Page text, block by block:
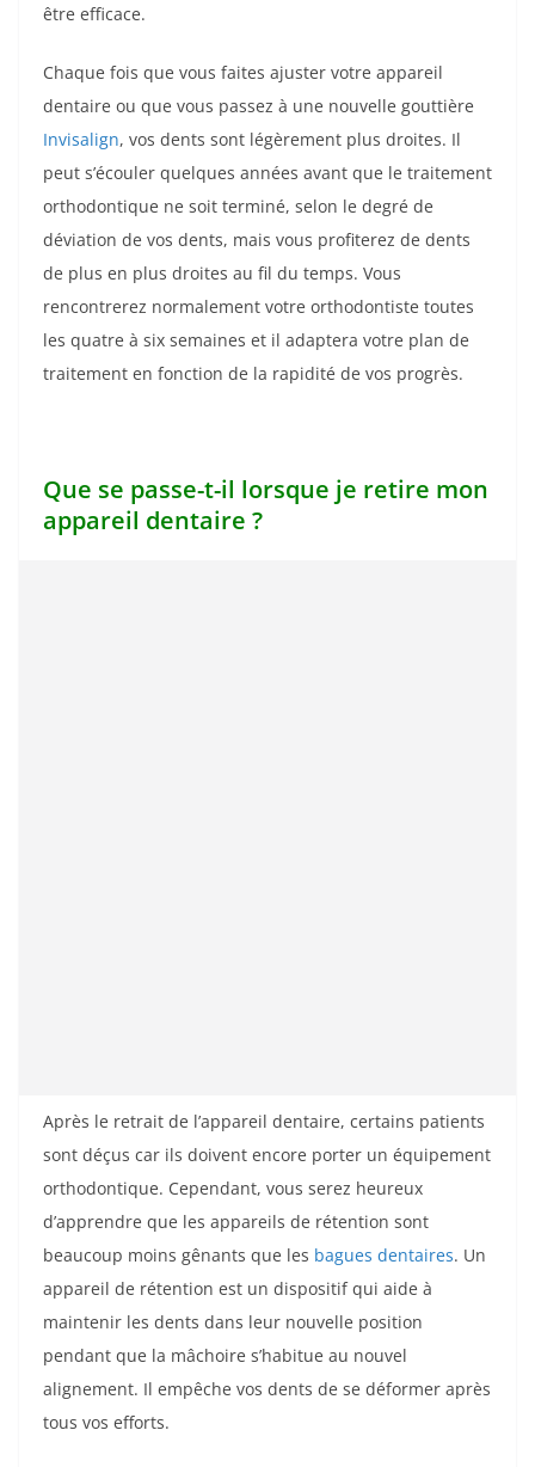
être efficace.
Chaque fois que vous faites ajuster votre appareil
dentaire ou que vous passez à une nouvelle gouttière
Invisalign, vos dents sont légèrement plus droites. Il
peut s’écouler quelques années avant que le traitement
orthodontique ne soit terminé, selon le degré de
déviation de vos dents, mais vous profiterez de dents
de plus en plus droites au fil du temps. Vous
rencontrerez normalement votre orthodontiste toutes
les quatre à six semaines et il adaptera votre plan de
traitement en fonction de la rapidité de vos progrès.
Que se passe-t-il lorsque je retire mon
appareil dentaire ?
Après le retrait de l’appareil dentaire, certains patients
sont déçus car ils doivent encore porter un équipement
orthodontique. Cependant, vous serez heureux
d’apprendre que les appareils de rétention sont
beaucoup moins gênants que les bagues dentaires. Un
appareil de rétention est un dispositif qui aide à
maintenir les dents dans leur nouvelle position
pendant que la mâchoire s’habitue au nouvel
alignement. Il empêche vos dents de se déformer après
tous vos efforts.